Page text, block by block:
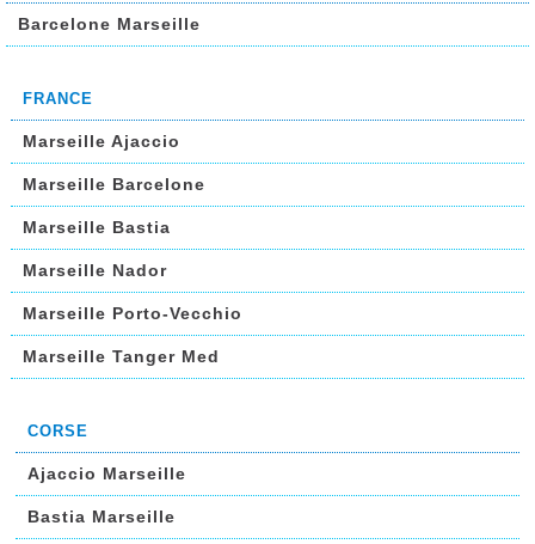
Barcelone Marseille
FRANCE
Marseille Ajaccio
Marseille Barcelone
Marseille Bastia
Marseille Nador
Marseille Porto-Vecchio
Marseille Tanger Med
CORSE
Ajaccio Marseille
Bastia Marseille